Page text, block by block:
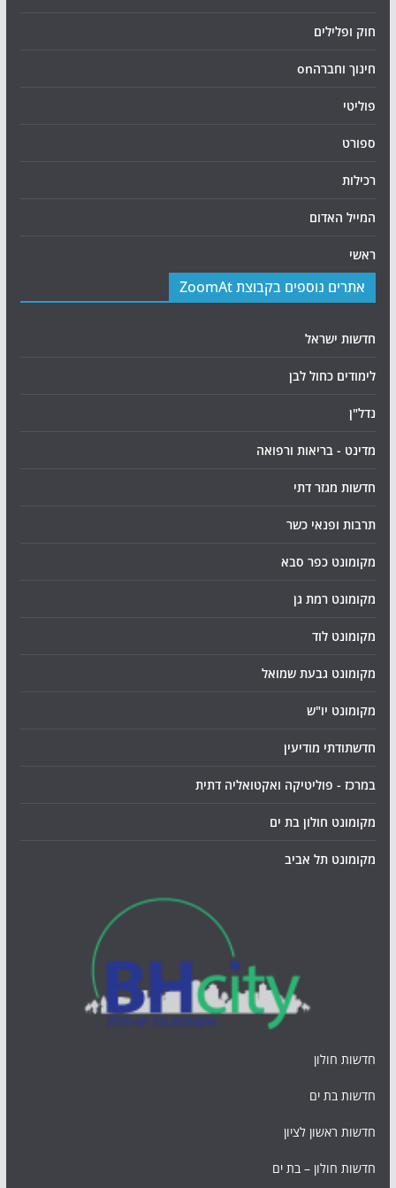
חוק ופלילים
חינוך וחברהon
פוליטי
ספורט
רכילות
המייל האדום
ראשי
אתרים נוספים בקבוצת ZoomAt
חדשות ישראל
לימודים כחול לבן
נדל"ן
מדינט - בריאות ורפואה
חדשות מגזר דתי
תרבות ופנאי כשר
מקומונט כפר סבא
מקומונט רמת גן
מקומונט לוד
מקומונט גבעת שמואל
מקומונט יו"ש
חדשתודתי מודיעין
במרכז - פוליטיקה ואקטואליה דתית
מקומונט חולון בת ים
מקומונט תל אביב
חדשות חולון
חדשות בת ים
חדשות ראשון לציון
חדשות חולון – בת ים